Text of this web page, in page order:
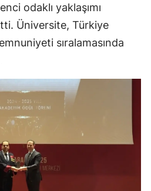
odaklı yaklaşımı
Üniversite, Türkiye
sıralamasında